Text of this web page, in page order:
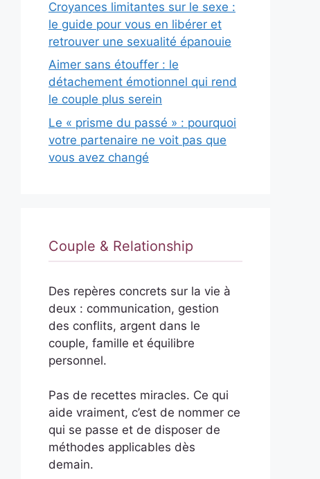
Croyances limitantes sur le sexe :
le guide pour vous en libérer et
retrouver une sexualité épanouie
Aimer sans étouffer : le
détachement émotionnel qui rend
le couple plus serein
Le « prisme du passé » : pourquoi
votre partenaire ne voit pas que
vous avez changé
Couple & Relationship
Des repères concrets sur la vie à
deux : communication, gestion
des conflits, argent dans le
couple, famille et équilibre
personnel.
Pas de recettes miracles. Ce qui
aide vraiment, c’est de nommer ce
qui se passe et de disposer de
méthodes applicables dès
demain.